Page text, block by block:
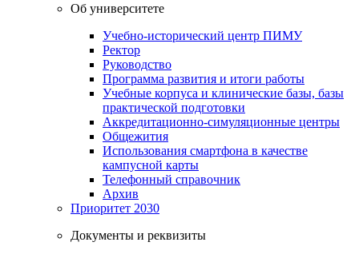
Об университете
Учебно-исторический центр ПИМУ
Ректор
Руководство
Программа развития и итоги работы
Учебные корпуса и клинические базы, базы
практической подготовки
Аккредитационно-симуляционные центры
Общежития
Использования смартфона в качестве
кампусной карты
Телефонный справочник
Архив
Приоритет 2030
Документы и реквизиты